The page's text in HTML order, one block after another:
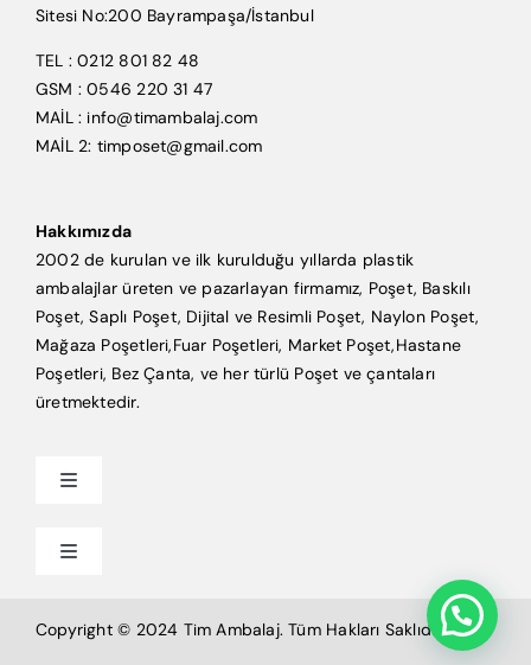
Sitesi No:200 Bayrampaşa/İstanbul
TEL : 0212 801 82 48
GSM : 0546 220 31 47
MAİL : info@timambalaj.com
MAİL 2: timposet@gmail.com
Hakkımızda
2002 de kurulan ve ilk kurulduğu yıllarda plastik
ambalajlar üreten ve pazarlayan firmamız, Poşet, Baskılı
Poşet, Saplı Poşet, Dijital ve Resimli Poşet, Naylon Poşet,
Mağaza Poşetleri,Fuar Poşetleri, Market Poşet,Hastane
Poşetleri, Bez Çanta, ve her türlü Poşet ve çantaları
üretmektedir.
Toggle
Anasayfa
Tim Ambalaj
Toggle
Copyright © 2024 Tim Ambalaj. Tüm Hakları Saklıdır.